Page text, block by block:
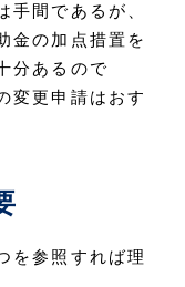
手間であるが、
金の加点措置を
分あるので
変更申請はおす
を参照すれば理